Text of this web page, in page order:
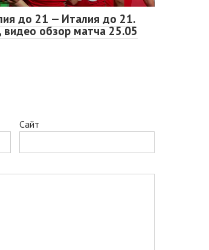
до 21 — Италия до 21.
видео обзор матча 25.05
Сайт